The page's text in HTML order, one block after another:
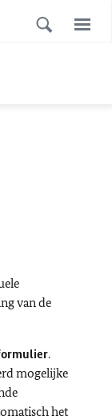
van de
.
mogelijke
het